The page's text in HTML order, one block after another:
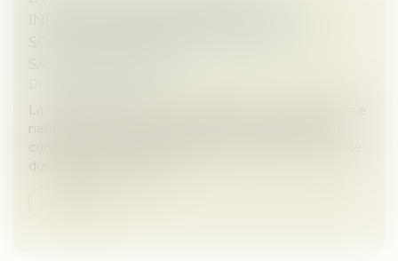
INFORMATIONS DE DURABILITÉ : LES
SOCIÉTÉS ENCOURENT ELLES UNE
SANCTION PÉNALE ?
La commission des études juridiques de la Compagnie
nationale des commissaires aux comptes (CNCC)
considère que l'absence d'informations en matière de
durabilité dans le rapport...